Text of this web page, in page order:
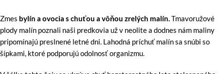
Zmes bylín a ovocia s chuťou a vôňou zrelých malín. Tmavoružové
plody malín poznali naši predkovia už v neolite a dodnes nám maliny
pripomínajú preslnené letné dni. Lahodná príchuť malín sa snúbi so
šípkami, ktoré podporujú odolnosť organizmu.